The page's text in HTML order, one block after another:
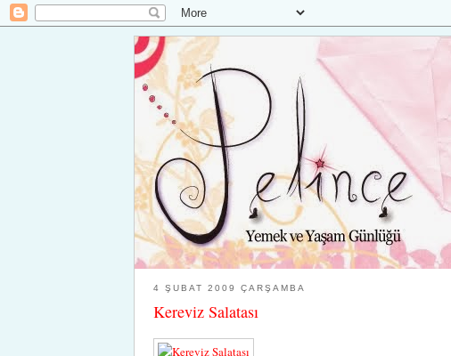
4 ŞUBAT 2009 ÇARŞAMBA
Kereviz Salatası